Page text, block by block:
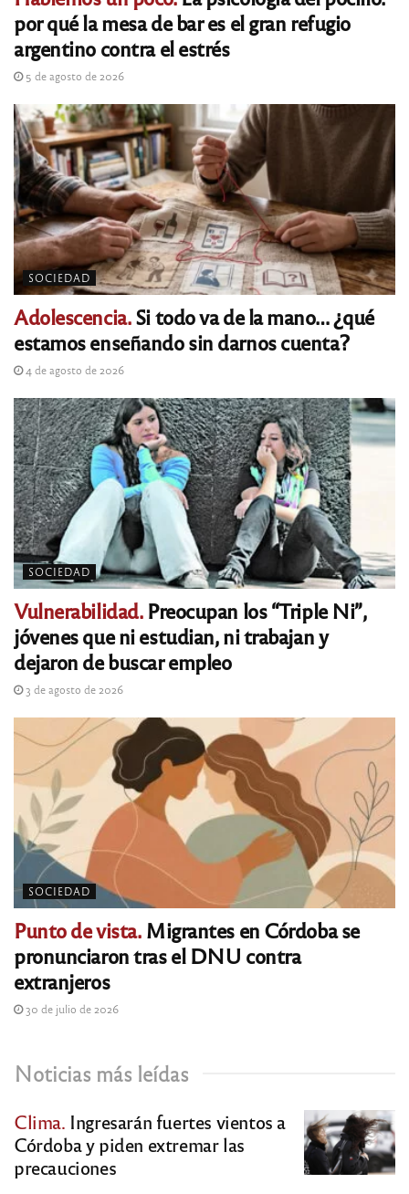
por qué la mesa de bar es el gran refugio
argentino contra el estrés
5 de agosto de 2026
SOCIEDAD
Adolescencia.Si todo va de la mano… ¿qué
estamos enseñando sin darnos cuenta?
4 de agosto de 2026
SOCIEDAD
Vulnerabilidad.Preocupan los “Triple Ni”,
jóvenes que ni estudian, ni trabajan y
dejaron de buscar empleo
3 de agosto de 2026
SOCIEDAD
Punto de vista.Migrantes en Córdoba se
pronunciaron tras el DNU contra
extranjeros
30 de julio de 2026
Noticias más leídas
Clima. Ingresarán fuertes vientos a
Córdoba y piden extremar las
precauciones